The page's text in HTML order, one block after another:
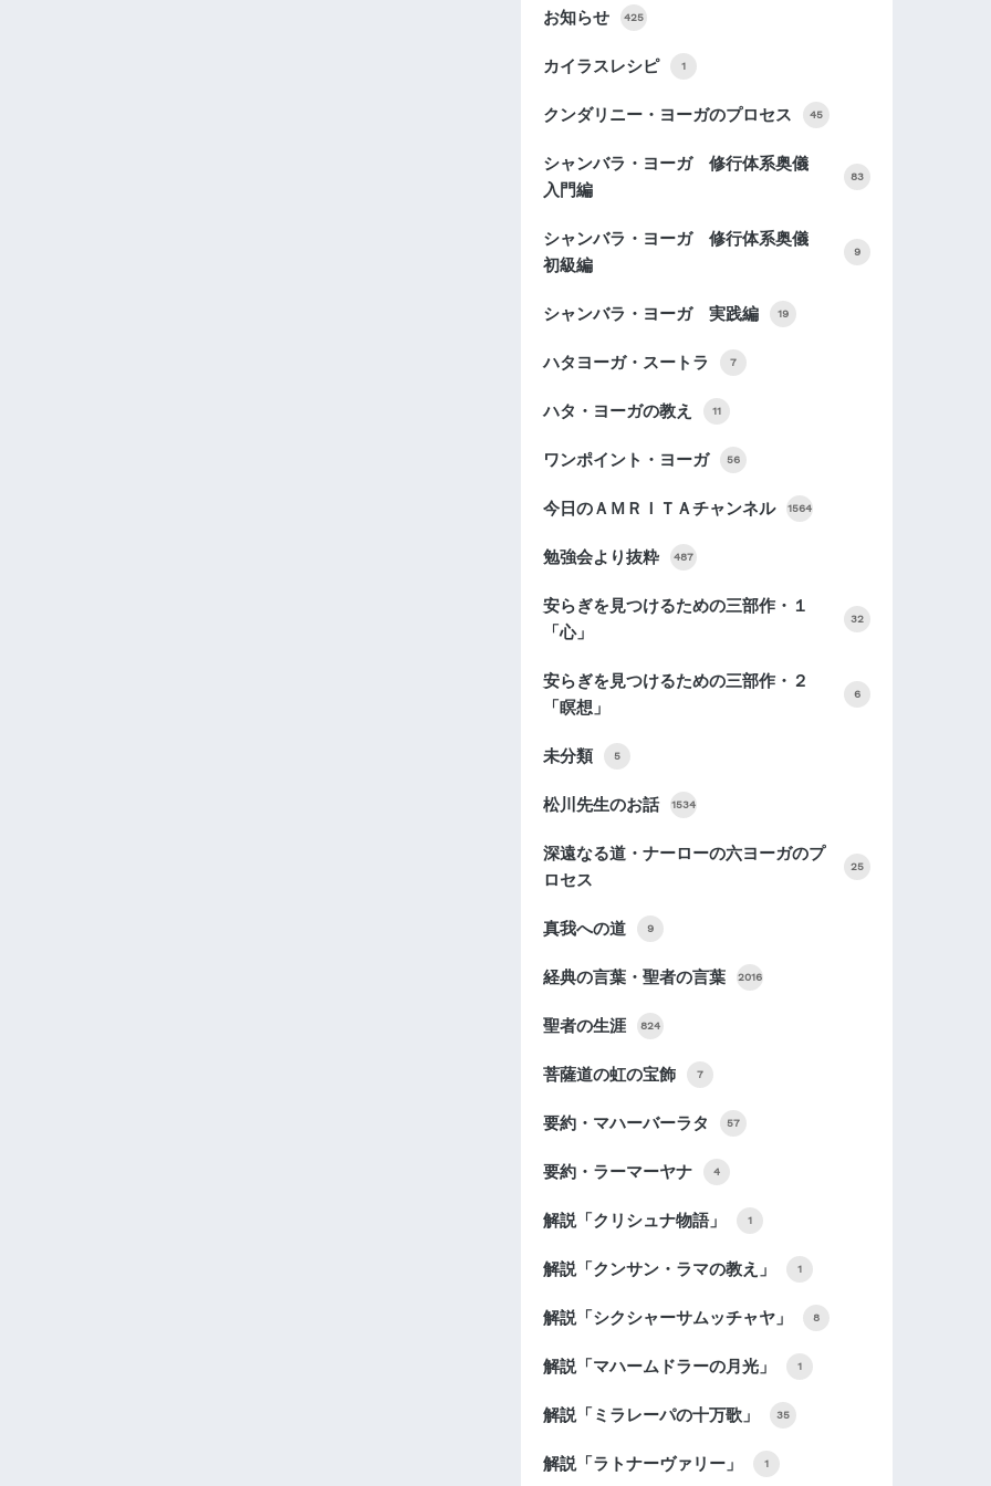
お知らせ 425
カイラスレシピ 1
クンダリニー・ヨーガのプロセス 45
シャンバラ・ヨーガ 修行体系奥儀
入門編
83
シャンバラ・ヨーガ 修行体系奥儀
初級編
9
シャンバラ・ヨーガ 実践編 19
ハタヨーガ・スートラ 7
ハタ・ヨーガの教え 11
ワンポイント・ヨーガ 56
今日のＡＭＲＩＴＡチャンネル 1564
勉強会より抜粋 487
安らぎを見つけるための三部作・１
「心」
32
安らぎを見つけるための三部作・２
「瞑想」
6
未分類 5
松川先生のお話 1534
深遠なる道・ナーローの六ヨーガのプ
ロセス
25
真我への道 9
経典の言葉・聖者の言葉 2016
聖者の生涯 824
菩薩道の虹の宝飾 7
要約・マハーバーラタ 57
要約・ラーマーヤナ 4
解説「クリシュナ物語」 1
解説「クンサン・ラマの教え」 1
解説「シクシャーサムッチャヤ」 8
解説「マハームドラーの月光」 1
解説「ミラレーパの十万歌」 35
解説「ラトナーヴァリー」 1